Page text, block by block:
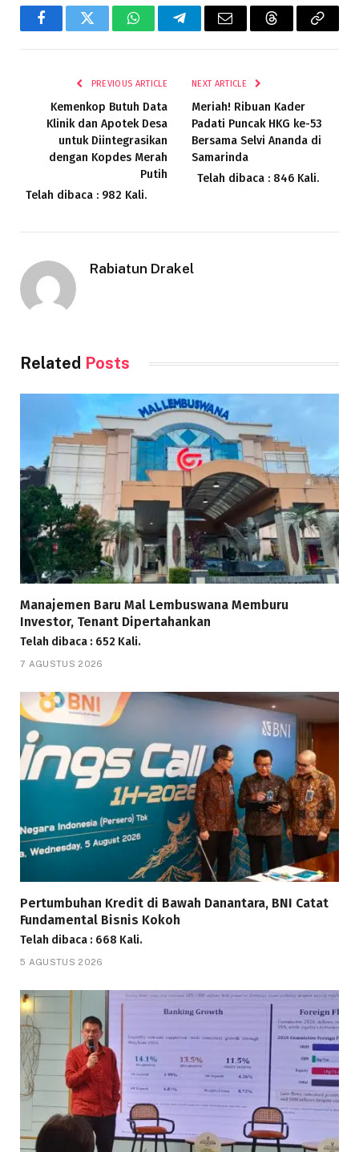
FacebookTwitter WhatsAppTelegramEmail ThreadsCopy
PREVIOUS ARTICLE
Kemenkop Butuh Data
Klinik dan Apotek Desa
untuk Diintegrasikan
dengan Kopdes Merah
Putih
Telah dibaca : 982 Kali.
NEXT ARTICLE
Meriah! Ribuan Kader
Padati Puncak HKG ke-53
Bersama Selvi Ananda di
Samarinda
Telah dibaca : 846 Kali.
Rabiatun Drakel
Related Posts
Manajemen Baru Mal Lembuswana Memburu
Investor, Tenant Dipertahankan
Telah dibaca : 652 Kali.
7 AGUSTUS 2026
Pertumbuhan Kredit di Bawah Danantara, BNI Catat
Fundamental Bisnis Kokoh
Telah dibaca : 668 Kali.
5 AGUSTUS 2026